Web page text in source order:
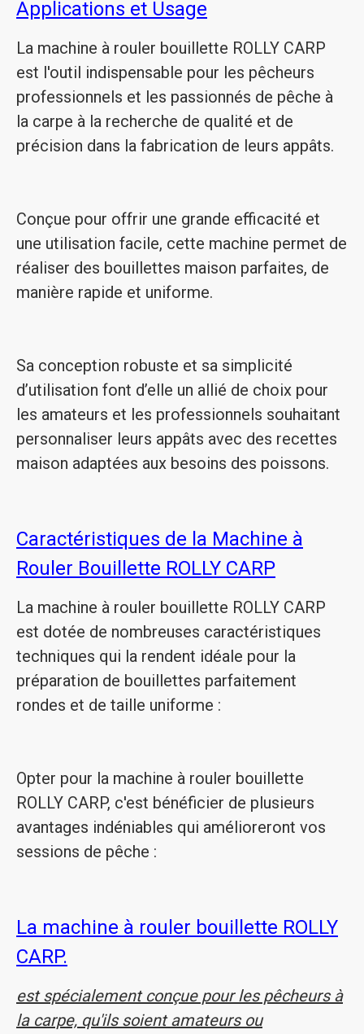
Applications et Usage
La machine à rouler bouillette ROLLY CARP
est l'outil indispensable pour les pêcheurs
professionnels et les passionnés de pêche à
la carpe à la recherche de qualité et de
précision dans la fabrication de leurs appâts.
Conçue pour offrir une grande efficacité et
une utilisation facile, cette machine permet de
réaliser des bouillettes maison parfaites, de
manière rapide et uniforme.
Sa conception robuste et sa simplicité
d’utilisation font d’elle un allié de choix pour
les amateurs et les professionnels souhaitant
personnaliser leurs appâts avec des recettes
maison adaptées aux besoins des poissons.
Caractéristiques de la Machine à
Rouler Bouillette ROLLY CARP
La machine à rouler bouillette ROLLY CARP
est dotée de nombreuses caractéristiques
techniques qui la rendent idéale pour la
préparation de bouillettes parfaitement
rondes et de taille uniforme :
Opter pour la machine à rouler bouillette
ROLLY CARP, c'est bénéficier de plusieurs
avantages indéniables qui amélioreront vos
sessions de pêche :
La machine à rouler bouillette ROLLY
CARP.
est spécialement conçue pour les pêcheurs à
la carpe, qu'ils soient amateurs ou